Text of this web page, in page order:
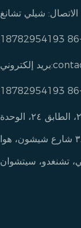
شيلي تشانغ
بريد إلكتروني:
عنوان الشركة: الغرفة ٢٤٠٢، الطابق ٢٤، الوحدة
٢، المبنى ٣، رقم ٣٨٨ شارع شيشون، هوا
تشنغدو، سيتشوان